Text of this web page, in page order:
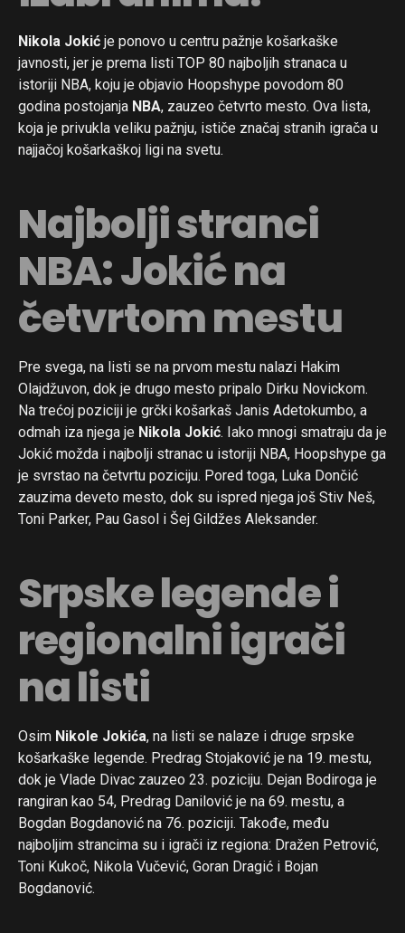
Nikola Jokić je ponovo u centru pažnje košarkaške
javnosti, jer je prema listi TOP 80 najboljih stranaca u
istoriji NBA, koju je objavio Hoopshype povodom 80
godina postojanja NBA, zauzeo četvrto mesto. Ova lista,
koja je privukla veliku pažnju, ističe značaj stranih igrača u
najjačoj košarkaškoj ligi na svetu.
Najbolji stranci
NBA: Jokić na
četvrtom mestu
Pre svega, na listi se na prvom mestu nalazi Hakim
Olajdžuvon, dok je drugo mesto pripalo Dirku Novickom.
Na trećoj poziciji je grčki košarkaš Janis Adetokumbo, a
odmah iza njega je Nikola Jokić. Iako mnogi smatraju da je
Jokić možda i najbolji stranac u istoriji NBA, Hoopshype ga
je svrstao na četvrtu poziciju. Pored toga, Luka Dončić
zauzima deveto mesto, dok su ispred njega još Stiv Neš,
Toni Parker, Pau Gasol i Šej Gildžes Aleksander.
Srpske legende i
regionalni igrači
na listi
Osim Nikole Jokića, na listi se nalaze i druge srpske
košarkaške legende. Predrag Stojaković je na 19. mestu,
dok je Vlade Divac zauzeo 23. poziciju. Dejan Bodiroga je
rangiran kao 54, Predrag Danilović je na 69. mestu, a
Bogdan Bogdanović na 76. poziciji. Takođe, među
najboljim strancima su i igrači iz regiona: Dražen Petrović,
Toni Kukoč, Nikola Vučević, Goran Dragić i Bojan
Bogdanović.